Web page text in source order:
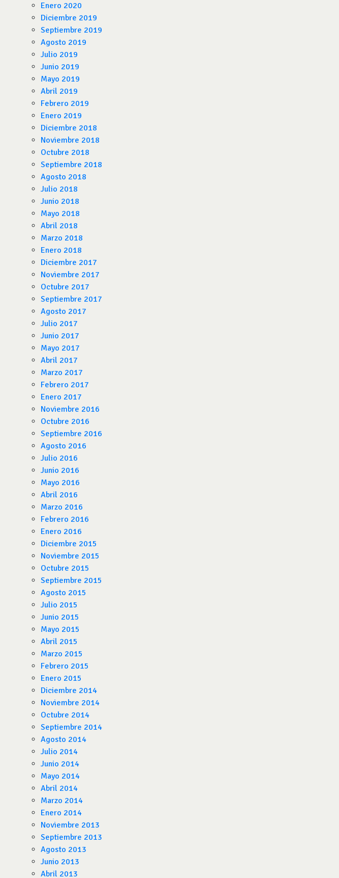
Enero 2020
Diciembre 2019
Septiembre 2019
Agosto 2019
Julio 2019
Junio 2019
Mayo 2019
Abril 2019
Febrero 2019
Enero 2019
Diciembre 2018
Noviembre 2018
Octubre 2018
Septiembre 2018
Agosto 2018
Julio 2018
Junio 2018
Mayo 2018
Abril 2018
Marzo 2018
Enero 2018
Diciembre 2017
Noviembre 2017
Octubre 2017
Septiembre 2017
Agosto 2017
Julio 2017
Junio 2017
Mayo 2017
Abril 2017
Marzo 2017
Febrero 2017
Enero 2017
Noviembre 2016
Octubre 2016
Septiembre 2016
Agosto 2016
Julio 2016
Junio 2016
Mayo 2016
Abril 2016
Marzo 2016
Febrero 2016
Enero 2016
Diciembre 2015
Noviembre 2015
Octubre 2015
Septiembre 2015
Agosto 2015
Julio 2015
Junio 2015
Mayo 2015
Abril 2015
Marzo 2015
Febrero 2015
Enero 2015
Diciembre 2014
Noviembre 2014
Octubre 2014
Septiembre 2014
Agosto 2014
Julio 2014
Junio 2014
Mayo 2014
Abril 2014
Marzo 2014
Enero 2014
Noviembre 2013
Septiembre 2013
Agosto 2013
Junio 2013
Abril 2013